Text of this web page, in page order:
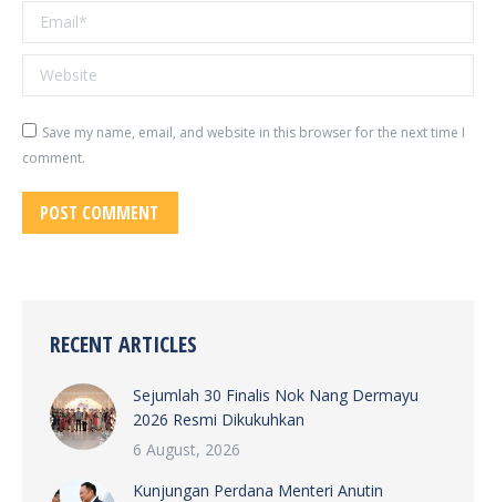
Email *
Website
Save my name, email, and website in this browser for the next time I
comment.
POST COMMENT
RECENT ARTICLES
Sejumlah 30 Finalis Nok Nang Dermayu
2026 Resmi Dikukuhkan
6 August, 2026
Kunjungan Perdana Menteri Anutin